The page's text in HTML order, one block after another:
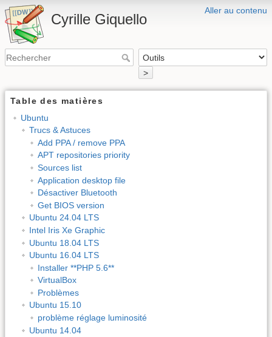
Aller au contenu
Cyrille Giquello
>
Table des matières
Ubuntu
Trucs & Astuces
Add PPA / remove PPA
APT repositories priority
Sources list
Application desktop file
Désactiver Bluetooth
Get BIOS version
Ubuntu 24.04 LTS
Intel Iris Xe Graphic
Ubuntu 18.04 LTS
Ubuntu 16.04 LTS
Installer **PHP 5.6**
VirtualBox
Problèmes
Ubuntu 15.10
problème réglage luminosité
Ubuntu 14.04